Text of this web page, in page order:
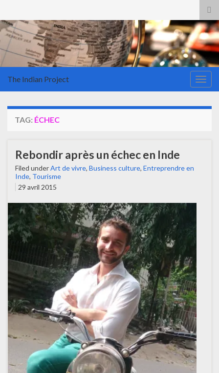
The Indian Project
TAG: ÉCHEC
Rebondir après un échec en Inde
Filed underArt de vivre, Business culture, Entreprendre en
Inde, Tourisme
29 avril 2015